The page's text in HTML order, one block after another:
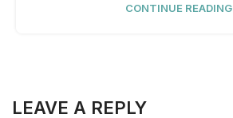
CONTINUE READING
LEAVE A REPLY